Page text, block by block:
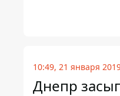
10:49, 21 января
Днепр